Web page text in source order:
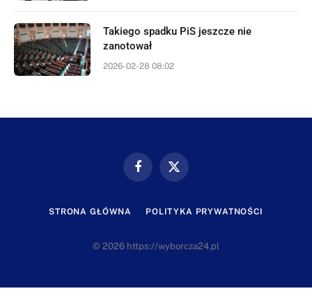
Takiego spadku PiS jeszcze nie
zanotował
2026-02-28 08:02
FacebookX
STRONA GŁÓWNA POLITYKA PRYWATNOŚCI
© 2026 https://wyborcza24.pl